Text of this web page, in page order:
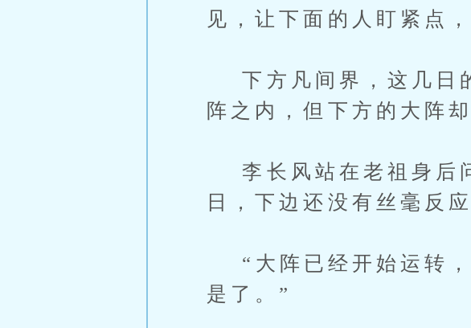
见，让下面的人盯紧点
下方凡间界，这几日
阵之内，但下方的大阵
李长风站在老祖身后
日，下边还没有丝毫反
“大阵已经开始运转，
是了。”